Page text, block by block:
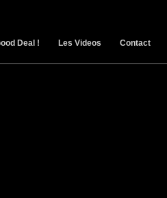
Deal ! Les Videos Contact